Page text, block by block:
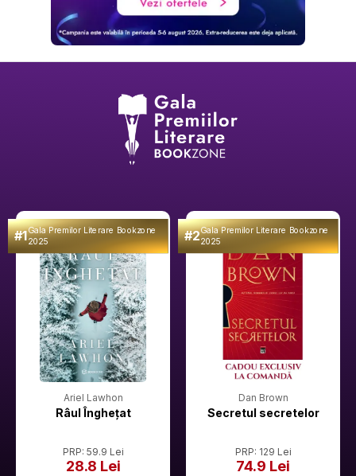
#1Gala Premilor Literare Bookzone
2025
Ariel Lawhon
Râul Înghețat
PRP: 59.9 Lei
28.8 Lei
#2Gala Premilor Literare Bookzone
2025
Dan Brown
Secretul secretelor
PRP: 129 Lei
74.9 Lei